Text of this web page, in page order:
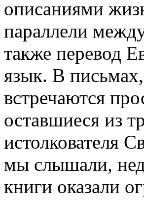
описаниями
параллели
также перевод
язык. В
встречаются
оставшиеся из
истолкователя
мы слышали,
книги оказали